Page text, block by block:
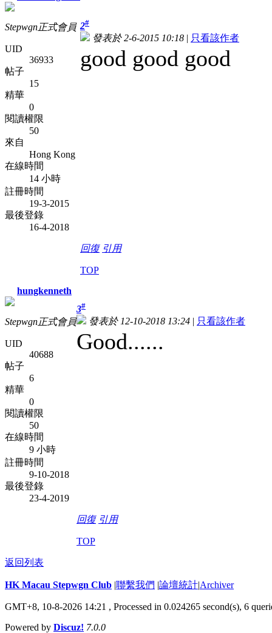
Stepwgn正式會員
UID
36933
帖子
15
精華
0
閱讀權限
50
來自
Hong Kong
在線時間
14 小時
註冊時間
19-3-2015
最後登錄
16-4-2018
2#
發表於 2-6-2015 10:18 | 只看該作者
good good good
回復 引用
TOP
hungkenneth
Stepwgn正式會員
UID
40688
帖子
6
精華
0
閱讀權限
50
在線時間
9 小時
註冊時間
9-10-2018
最後登錄
23-4-2019
3#
發表於 12-10-2018 13:24 | 只看該作者
Good......
回復 引用
TOP
返回列表
HK Macau Stepwgn Club |聯繫我們 |論壇統計|Archiver
GMT+8, 10-8-2026 14:21 , Processed in 0.024265 second(s), 6
Powered by Discuz! 7.0.0